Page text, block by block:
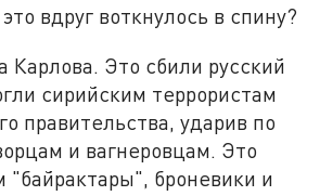
вдруг воткнулось в спину?
Карлова. Это сбили русский
сирийским террористам
правительства, ударив по
и вагнеровцам. Это
"байрактары", броневики и